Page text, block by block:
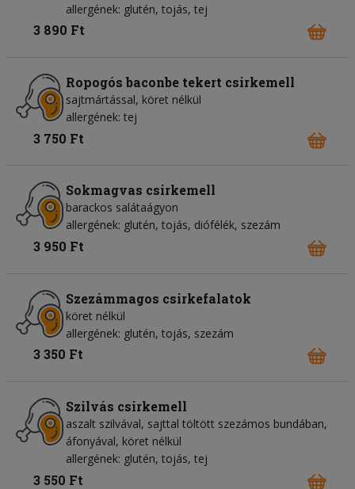
allergének: glutén, tojás, tej
3 890 Ft
Ropogós baconbe tekert csirkemell
sajtmártással, köret nélkül
allergének: tej
3 750 Ft
Sokmagvas csirkemell
barackos salátaágyon
allergének: glutén, tojás, diófélék, szezám
3 950 Ft
Szezámmagos csirkefalatok
köret nélkül
allergének: glutén, tojás, szezám
3 350 Ft
Szilvás csirkemell
aszalt szilvával, sajttal töltött szezámos bundában,
áfonyával, köret nélkül
allergének: glutén, tojás, tej
3 550 Ft